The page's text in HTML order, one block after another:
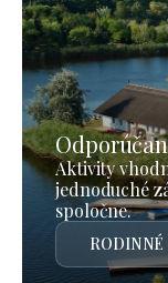
Aktivity
jednoduché
spoločne.
RODINNÉ